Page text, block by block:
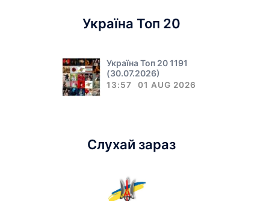
Україна Топ 20
Україна Топ 20 1191
(30.07.2026)
13:57 01 AUG 2026
Слухай зараз